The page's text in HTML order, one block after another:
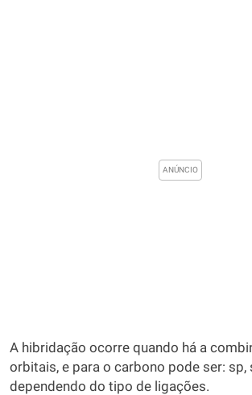
A hibridação ocorre quando há a
orbitais, e para o carbono pode ser: sp,
dependendo do tipo de ligações.